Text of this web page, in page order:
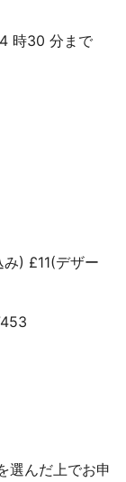
時30 分まで
) £11(デザー
選んだ上でお申